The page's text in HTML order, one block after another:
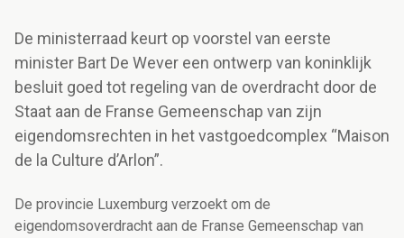
De ministerraad keurt op voorstel van eerste
minister Bart De Wever een ontwerp van koninklijk
besluit goed tot regeling van de overdracht door de
Staat aan de Franse Gemeenschap van zijn
eigendomsrechten in het vastgoedcomplex “Maison
de la Culture d’Arlon”.
De provincie Luxemburg verzoekt om de
eigendomsoverdracht aan de Franse Gemeenschap van